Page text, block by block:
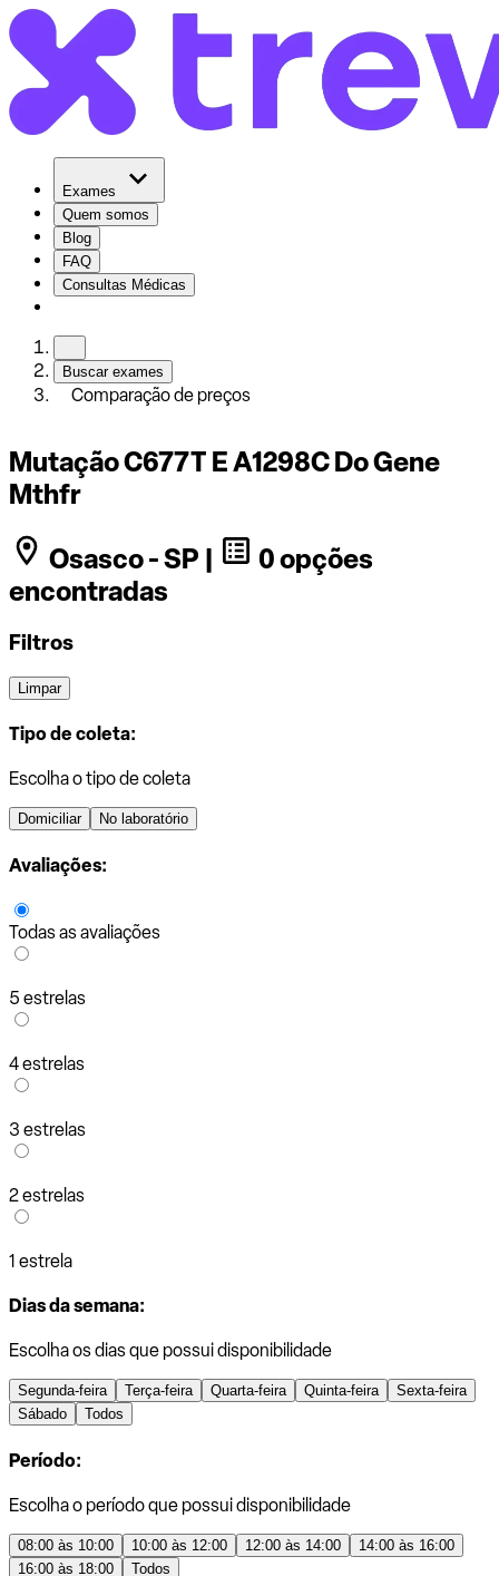
Exames
Quem somos
Blog
FAQ
Consultas Médicas
Buscar exames
Comparação de preços
Mutação C677T E A1298C Do Gene
Mthfr
Osasco - SP |
0 opções
encontradas
Filtros
Limpar
Tipo de coleta:
Escolha o tipo de coleta
Domiciliar No laboratório
Avaliações:
Todas as avaliações
5 estrelas
4 estrelas
3 estrelas
2 estrelas
1 estrela
Dias da semana:
Escolha os dias que possui disponibilidade
Segunda-feira Terça-feira Quarta-feira Quinta-feira
Sexta-feira
Sábado
Todos
Período:
Escolha o período que possui disponibilidade
08:00 às 10:00 10:00 às 12:00 12:00 às 14:00
14:00 às 16:00
16:00 às 18:00
Todos